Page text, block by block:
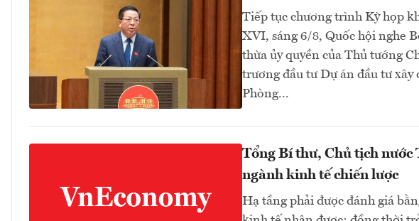
Tiếp tục chương trình Kỳ họp
XVI, sáng 6/8, Quốc hội nghe
thừa ủy quyền của Thủ tướng
trương đầu tư Dự án đầu tư
Phòng...
Tổng Bí thư, Chủ tịch
ngành kinh tế chiến lược
Hạ tầng phải được đánh giá